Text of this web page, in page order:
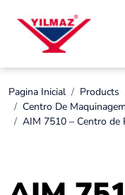
Pagina Inicial Products
Centro De
AIM 7510 – Centro de